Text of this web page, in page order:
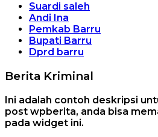
Suardi saleh
Andi Ina
Pemkab Barru
Bupati Barru
Dprd barru
Berita Kriminal
Ini adalah contoh deskripsi
post wpberita, anda bisa
pada widget ini.